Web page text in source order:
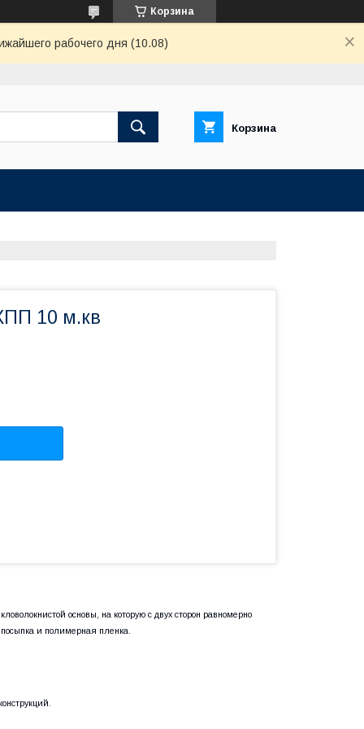
Корзина
рабочего дня (10.08)
Корзина
10 м.кв
основы, на которую с двух сторон равномерно
и полимерная пленка.